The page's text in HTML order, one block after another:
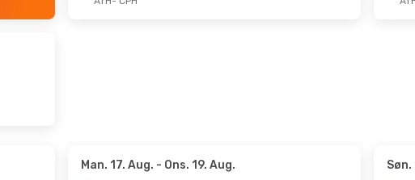
Man. 17. Aug. - Ons. 19. Aug. Søn.